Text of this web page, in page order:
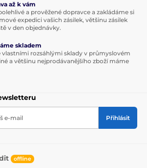
až k vám
a prověžené dopravce a zakládáme si
expedici vašich zásilek, většinu zásilek
v den objednávky.
skladem
vlastními rozsáhlými sklady v průmyslovém
a většinu nejprodávanějšího zboží máme
e-mail Přihlásit
offline